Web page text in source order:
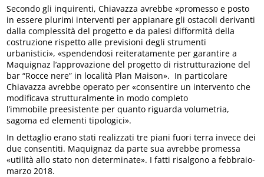
Secondo gli inquirenti, Chiavazza avrebbe «promesso e posto
in essere plurimi interventi per appianare gli ostacoli derivanti
dalla complessità del progetto e da palesi difformità della
costruzione rispetto alle previsioni degli strumenti
urbanistici», «spendendosi reiteratamente per garantire a
Maquignaz l’approvazione del progetto di ristrutturazione del
bar “Rocce nere” in località Plan Maison». In particolare
Chiavazza avrebbe operato per «consentire un intervento che
modificava strutturalmente in modo completo
l’immobile preesistente per quanto riguarda volumetria,
sagoma ed elementi tipologici».
In dettaglio erano stati realizzati tre piani fuori terra invece dei
due consentiti. Maquignaz da parte sua avrebbe promessa
«utilità allo stato non determinate». I fatti risalgono a febbraio-
marzo 2018.